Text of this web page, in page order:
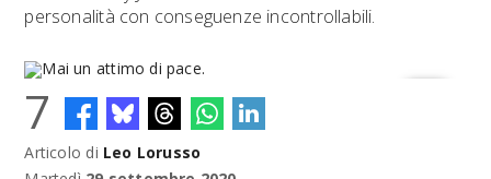
personalità con conseguenze incontrollabili.
Mai un attimo di pace.
7
Articolo di Leo Lorusso